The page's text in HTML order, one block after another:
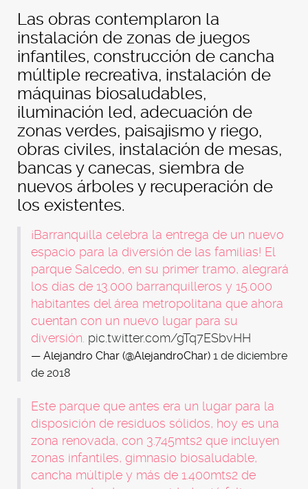
Las obras contemplaron la
instalación de zonas de juegos
infantiles, construcción de cancha
múltiple recreativa, instalación de
máquinas biosaludables,
iluminación led, adecuación de
zonas verdes, paisajismo y riego,
obras civiles, instalación de mesas,
bancas y canecas, siembra de
nuevos árboles y recuperación de
los existentes.
¡Barranquilla celebra la entrega de un nuevo
espacio para la diversión de las familias! El
parque Salcedo, en su primer tramo, alegrará
los días de 13.000 barranquilleros y 15.000
habitantes del área metropolitana que ahora
cuentan con un nuevo lugar para su
diversión. pic.twitter.com/gTq7ESbvHH
— Alejandro Char (@AlejandroChar) 1 de diciembre
de 2018
Este parque que antes era un lugar para la
disposición de residuos sólidos, hoy es una
zona renovada, con 3.745mts2 que incluyen
zonas infantiles, gimnasio biosaludable,
cancha múltiple y más de 1.400mts2 de